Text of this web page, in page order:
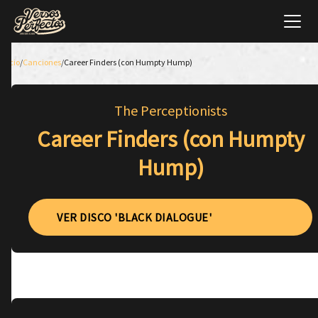
Inicio/Canciones/Career Finders (con Humpty Hump)
The Perceptionists
Career Finders (con Humpty
Hump)
VER DISCO 'BLACK DIALOGUE'